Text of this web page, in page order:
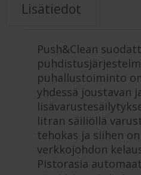
Lisätiedot
Push&Clean
puhallustoiminto
yhdessä joustavan
litran säiliöllä
tehokas ja siihen
verkkojohdon
Pistorasia